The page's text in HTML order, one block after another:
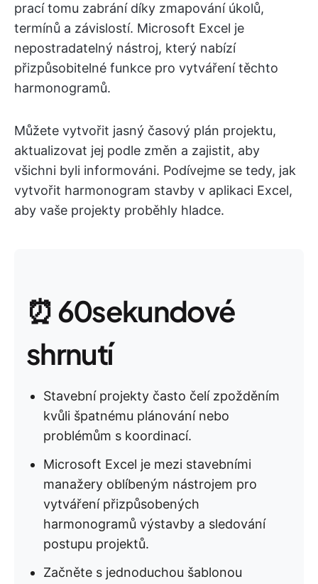
prací tomu zabrání díky zmapování úkolů,
termínů a závislostí. Microsoft Excel je
nepostradatelný nástroj, který nabízí
přizpůsobitelné funkce pro vytváření těchto
harmonogramů.
Můžete vytvořit jasný časový plán projektu,
aktualizovat jej podle změn a zajistit, aby
všichni byli informováni. Podívejme se tedy, jak
vytvořit harmonogram stavby v aplikaci Excel,
aby vaše projekty proběhly hladce.
⏰ 60sekundové
shrnutí
Stavební projekty často čelí zpožděním
kvůli špatnému plánování nebo
problémům s koordinací.
Microsoft Excel je mezi stavebními
manažery oblíbeným nástrojem pro
vytváření přizpůsobených
harmonogramů výstavby a sledování
postupu projektů.
Začněte s jednoduchou šablonou